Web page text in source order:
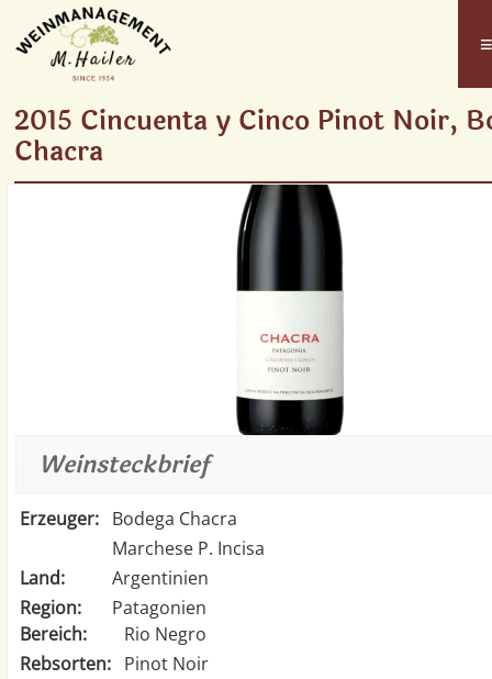
≡
2015 Cincuenta y Cinco Pinot Noir,
Chacra
Weinsteckbrief
Erzeuger: Bodega Chacra
Marchese P. Incisa
Land:
Argentinien
Region:
Patagonien
Bereich:
Rio Negro
Rebsorten: Pinot Noir